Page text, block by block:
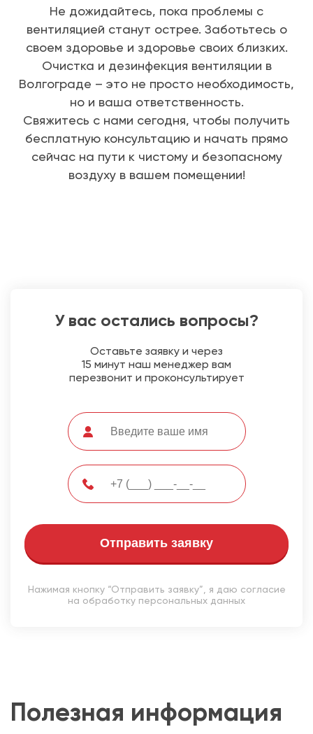
Не дожидайтесь, пока проблемы с
вентиляцией станут острее. Заботьтесь о
своем здоровье и здоровье своих близких.
Очистка и дезинфекция вентиляции в
Волгограде – это не просто необходимость,
но и ваша ответственность.
Свяжитесь с нами сегодня, чтобы получить
бесплатную консультацию и начать прямо
сейчас на пути к чистому и безопасному
воздуху в вашем помещении!
У вас остались вопросы?
Оставьте заявку и через
15 минут наш менеджер вам
перезвонит и проконсультирует
Отправить заявку
Нажимая кнопку “Отправить заявку”, я даю согласие
на обработку персональных данных
Полезная информация